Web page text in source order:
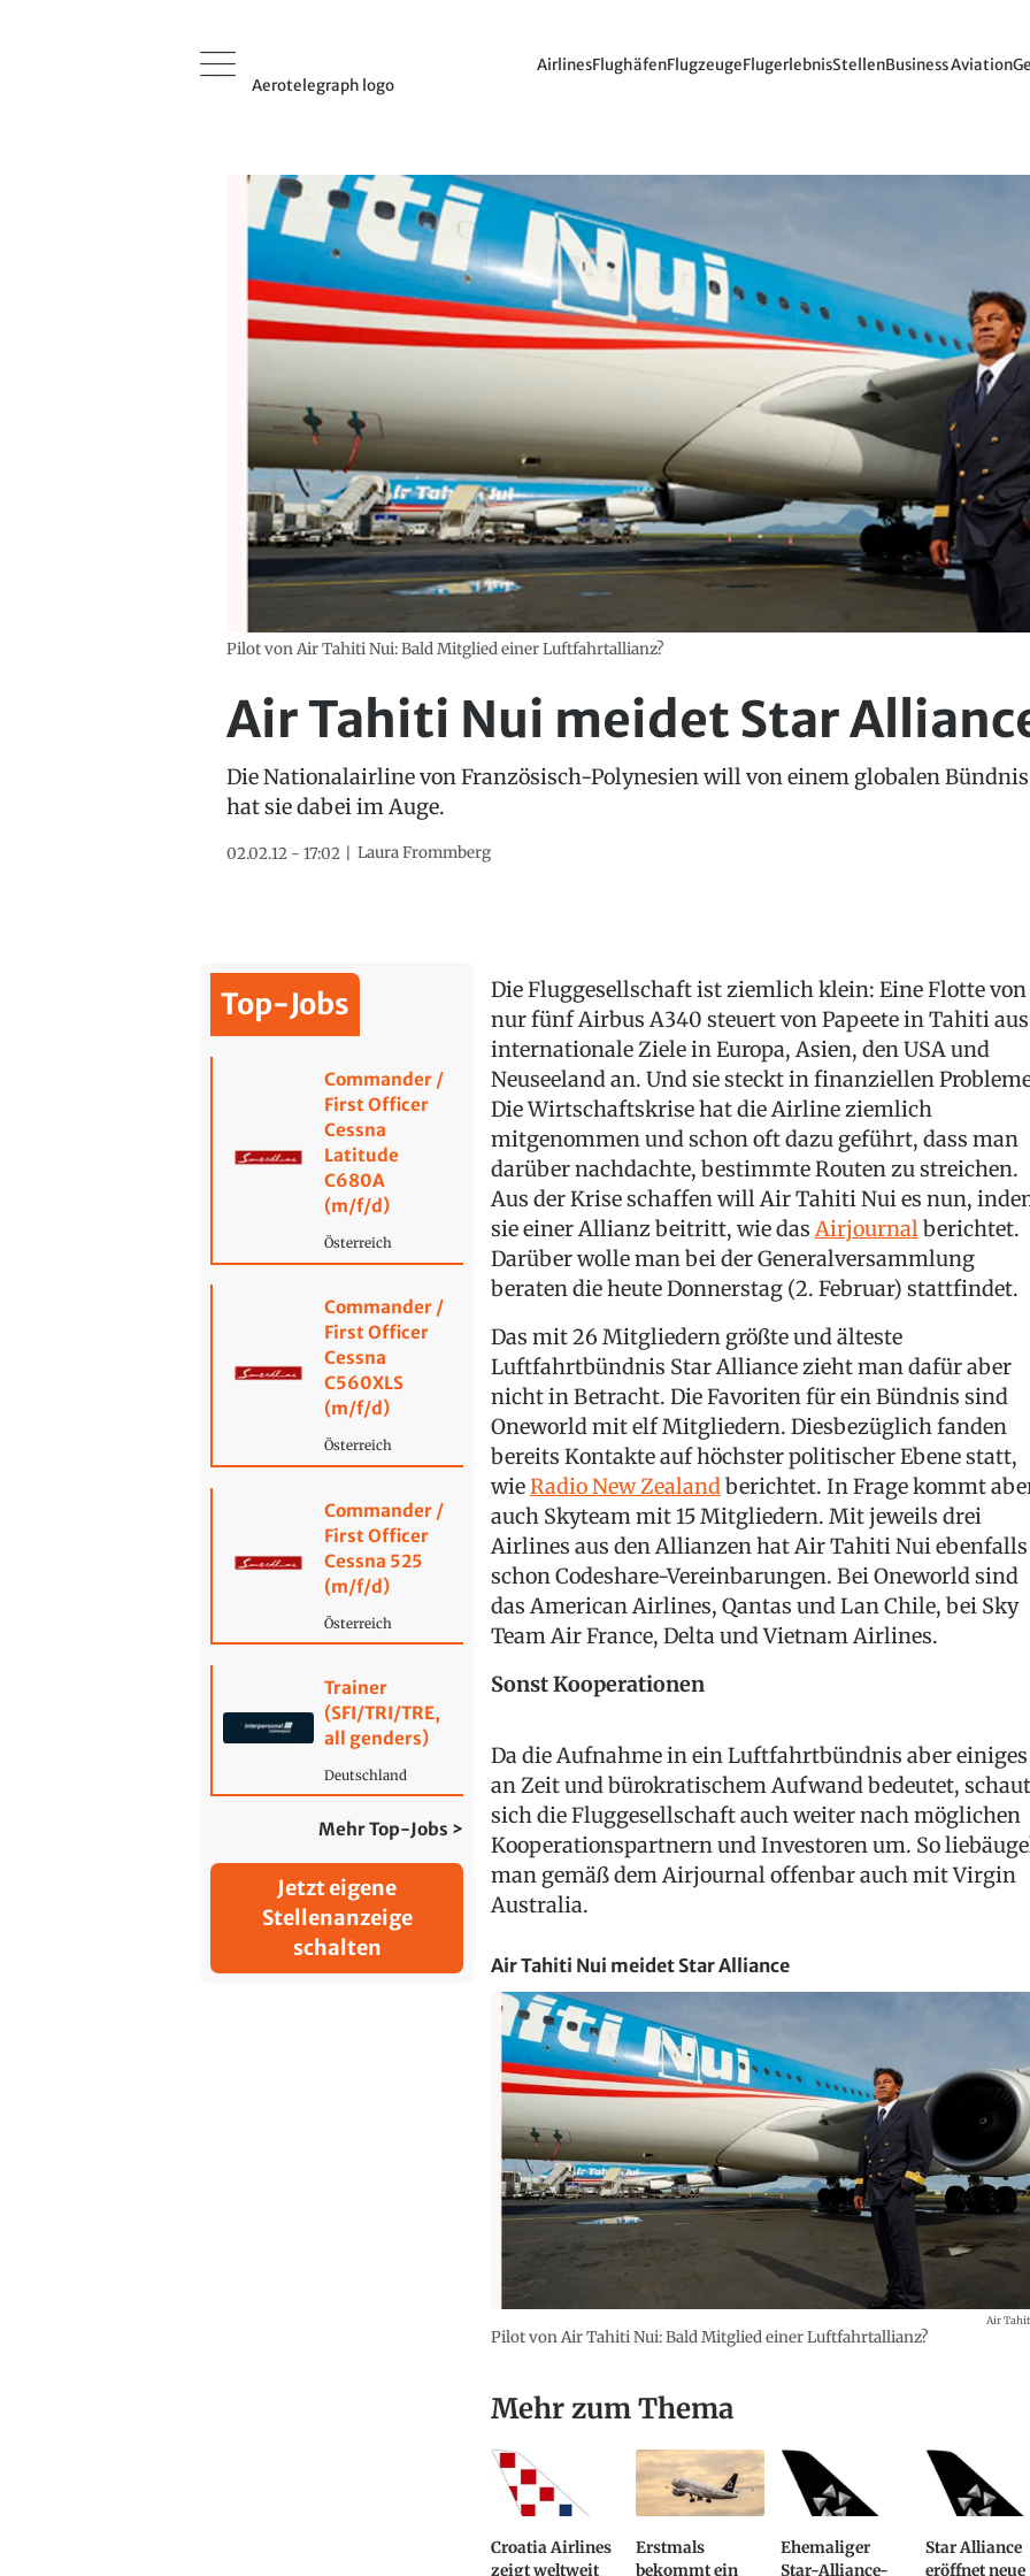
Aerotelegraph logo
AirlinesFlughäfenFlugzeugeFlugerlebnisStellenBusiness Aviation
Pilot von Air Tahiti Nui: Bald Mitglied einer Luftfahrtallianz?
Air Tahiti Nui meidet Star
Die Nationalairline von Französisch-Polynesien will von einem globalen
hat sie dabei im Auge.
02.02.12 - 17:02 Laura Frommberg
Top-Jobs
Commander /
First Officer
Cessna
Latitude
C680A
(m/f/d)
Österreich
Commander /
First Officer
Cessna
C560XLS
(m/f/d)
Österreich
Commander /
First Officer
Cessna 525
(m/f/d)
Österreich
Trainer
(SFI/TRI/TRE,
all genders)
Deutschland
Mehr Top-Jobs >
Jetzt eigene
Stellenanzeige
schalten
Die Fluggesellschaft ist ziemlich klein: Eine Flotte von
nur fünf Airbus A340 steuert von Papeete in Tahiti aus
internationale Ziele in Europa, Asien, den USA und
Neuseeland an. Und sie steckt in finanziellen
Die Wirtschaftskrise hat die Airline ziemlich
mitgenommen und schon oft dazu geführt, dass man
darüber nachdachte, bestimmte Routen zu streichen.
Aus der Krise schaffen will Air Tahiti Nui es nun,
sie einer Allianz beitritt, wie dasAirjournalberichtet.
Darüber wolle man bei der Generalversammlung
beraten die heute Donnerstag (2. Februar) stattfindet.
Das mit 26 Mitgliedern größte und älteste
Luftfahrtbündnis Star Alliance zieht man dafür aber
nicht in Betracht. Die Favoriten für ein Bündnis sind
Oneworld mit elf Mitgliedern. Diesbezüglich fanden
bereits Kontakte auf höchster politischer Ebene statt,
wieRadio New Zealandberichtet. In Frage kommt
auch Skyteam mit 15 Mitgliedern. Mit jeweils drei
Airlines aus den Allianzen hat Air Tahiti Nui ebenfalls
schon Codeshare-Vereinbarungen. Bei Oneworld sind
das American Airlines, Qantas und Lan Chile, bei Sky
Team Air France, Delta und Vietnam Airlines.
Sonst Kooperationen
Da die Aufnahme in ein Luftfahrtbündnis aber einiges
an Zeit und bürokratischem Aufwand bedeutet, schaut
sich die Fluggesellschaft auch weiter nach möglichen
Kooperationspartnern und Investoren um. So
man gemäß dem Airjournal offenbar auch mit Virgin
Australia.
Air Tahiti Nui meidet Star Alliance
Pilot von Air Tahiti Nui: Bald Mitglied einer Luftfahrtallianz?
Air
Mehr zum Thema
Croatia Airlines
zeigt weltweit
Erstmals
bekommt ein
Ehemaliger
Star-Alliance-
Star Alliance
eröffnet neue